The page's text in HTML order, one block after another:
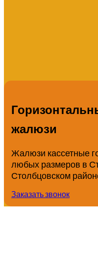
жалюзи
Жалюзи кассетные
любых размеров в
Столбцовском
Заказать звонок